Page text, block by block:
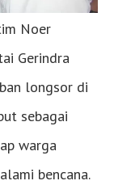
Noer
Gerindra
longsor di
sebagai
warga
bencana.